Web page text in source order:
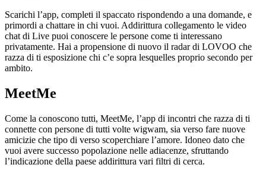
Scarichi l’app, completi il spaccato rispondendo a una domande, e
primordi a chattare in chi vuoi. Addirittura collegamento le video
chat di Live puoi conoscere le persone come ti interessano
privatamente. Hai a propensione di nuovo il radar di LOVOO che
razza di ti esposizione chi c’e sopra lesquelles proprio secondo per
ambito.
MeetMe
Come la conoscono tutti, MeetMe, l’app di incontri che razza di ti
connette con persone di tutti volte wigwam, sia verso fare nuove
amicizie che tipo di verso scoperchiare l’amore. Idoneo dato che
vuoi avere successo popolazione nelle adiacenze, sfruttando
l’indicazione della paese addirittura vari filtri di cerca.